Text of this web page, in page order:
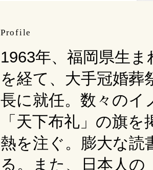
Profile
1963年、福岡県生
を経て、大手冠婚葬
長に就任。数々のイ
「天下布礼」の旗
熱を注ぐ。膨大な読
る。また、日本人の